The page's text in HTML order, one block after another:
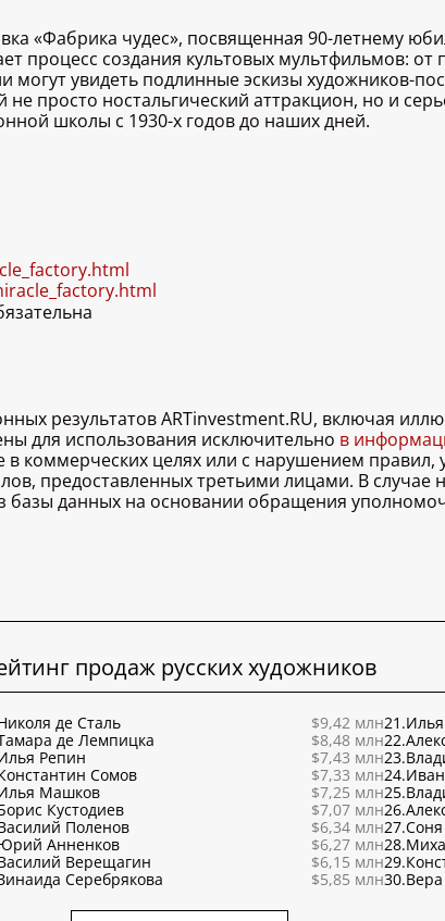
«Фабрика чудес», посвященная 90-летнему
процесс создания культовых мультфильмов:
могут увидеть подлинные эскизы художников-
просто ностальгический аттракцион, но и
школы с 1930-х годов до наших дней.
результатов ARTinvestment.RU, включая
для использования исключительно в
в коммерческих целях или с нарушением правил,
предоставленных третьими лицами. В
базы данных на основании обращения
продаж русских художников
де Сталь
$9,42 млн
де Лемпицка
$8,48 млн
Репин
$7,43 млн
Сомов
$7,33 млн
Машков
$7,25 млн
Кустодиев
$7,07 млн
Поленов
$6,34 млн
Анненков
$6,27 млн
Верещагин
$6,15 млн
Серебрякова $5,85 млн
21.
22.
23.
24.
25.
26.
27.
28.
29.
30.